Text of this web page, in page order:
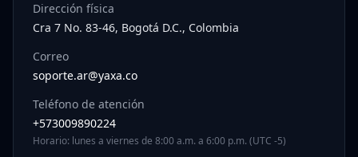
Dirección física
Cra 7 No. 83-46, Bogotá D.C., Colombia
Correo
soporte.ar@yaxa.co
Teléfono de atención
+573009890224
Horario: lunes a viernes de 8:00 a.m. a 6:00 p.m. (UTC -5)